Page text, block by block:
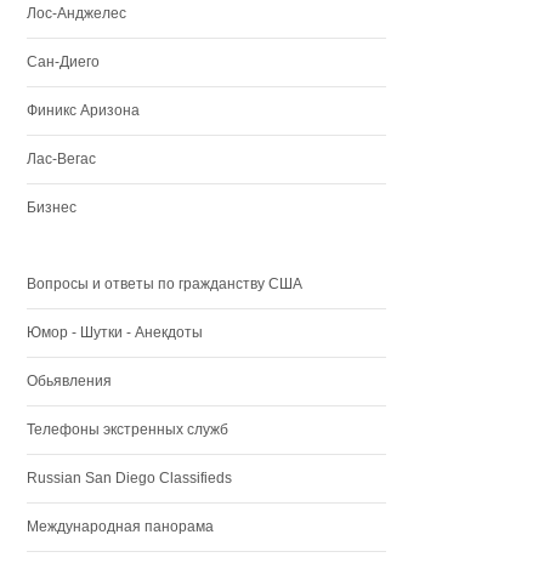
Лос-Анджелес
Сан-Диего
Финикс Аризона
Лас-Вегас
Бизнес
Вопросы и ответы по гражданству США
Юмор - Шутки - Анекдоты
Обьявления
Телефоны экстренных служб
Russian San Diego Classifieds
Международная панорама